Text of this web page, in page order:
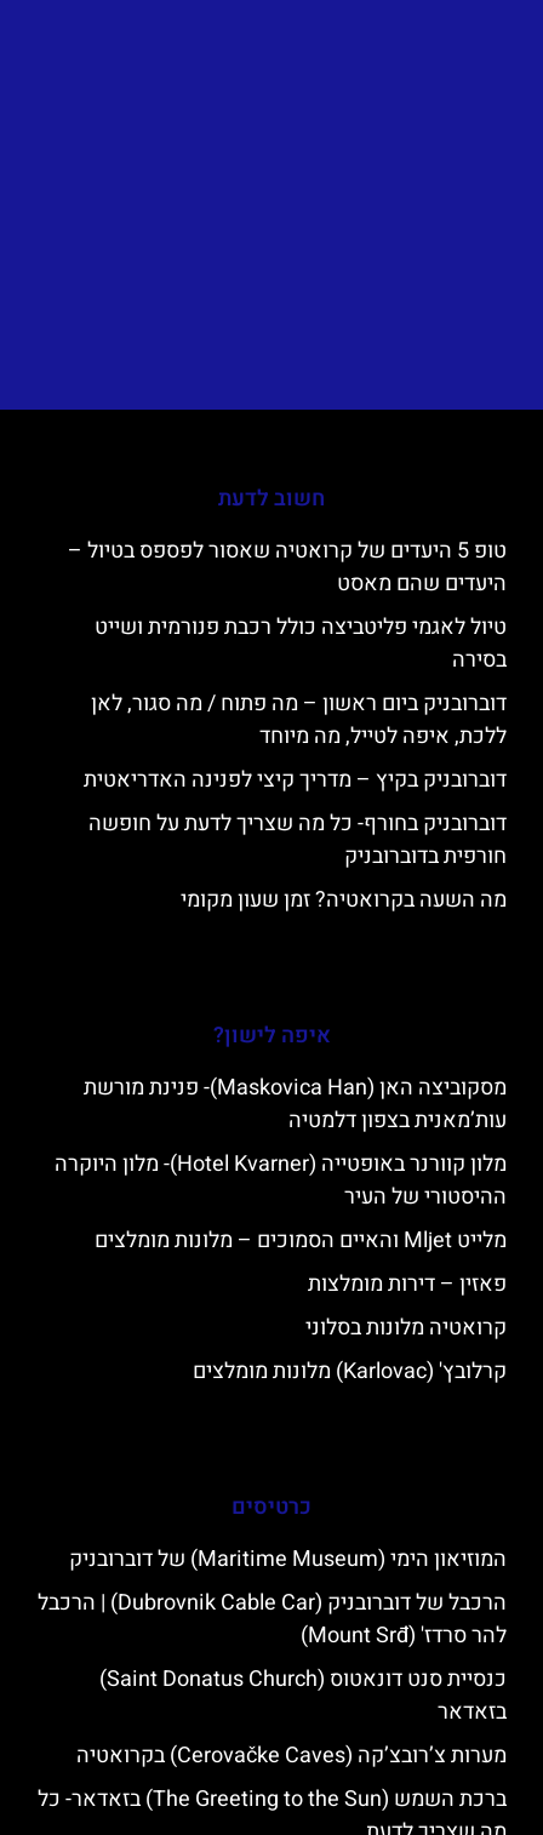
חשוב לדעת
טופ 5 היעדים של קרואטיה שאסור לפספס בטיול –
היעדים שהם מאסט
טיול לאגמי פליטביצה כולל רכבת פנורמית ושייט
בסירה
דוברובניק ביום ראשון – מה פתוח / מה סגור, לאן
ללכת, איפה לטייל, מה מיוחד
דוברובניק בקיץ – מדריך קיצי לפנינה האדריאטית
דוברובניק בחורף- כל מה שצריך לדעת על חופשה
חורפית בדוברובניק
מה השעה בקרואטיה? זמן שעון מקומי
איפה לישון?
מסקוביצה האן (Maskovica Han)- פנינת מורשת
עות’מאנית בצפון דלמטיה
מלון קוורנר באופטייה (Hotel Kvarner)- מלון היוקרה
ההיסטורי של העיר
מלייט Mljet והאיים הסמוכים – מלונות מומלצים
פאזין – דירות מומלצות
קרואטיה מלונות בסלוני
קרלובץ' (Karlovac) מלונות מומלצים
כרטיסים
המוזיאון הימי (Maritime Museum) של דוברובניק
הרכבל של דוברובניק (Dubrovnik Cable Car) | הרכבל
להר סרדז' (Mount Srđ)
כנסיית סנט דונאטוס (Saint Donatus Church)
בזאדאר
מערות צ’רובצ’קה (Cerovačke Caves) בקרואטיה
ברכת השמש (The Greeting to the Sun) בזאדאר- כל